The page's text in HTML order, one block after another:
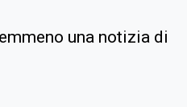
una notizia di